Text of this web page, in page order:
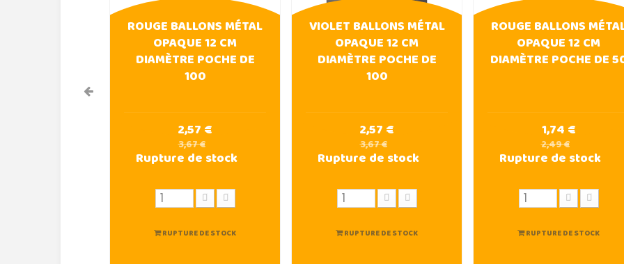
ROUGE BALLONS MÉTAL
OPAQUE 12 CM
DIAMÈTRE POCHE DE
100
2,57 €
3,67 €
Rupture de stock
RUPTURE DE STOCK
VIOLET BALLONS MÉTAL
OPAQUE 12 CM
DIAMÈTRE POCHE DE
100
2,57 €
3,67 €
Rupture de stock
RUPTURE DE STOCK
ROUGE BALLONS
OPAQUE 12 CM
DIAMÈTRE POCHE DE
1,74 €
2,49 €
Rupture de stock
RUPTURE DE STOCK